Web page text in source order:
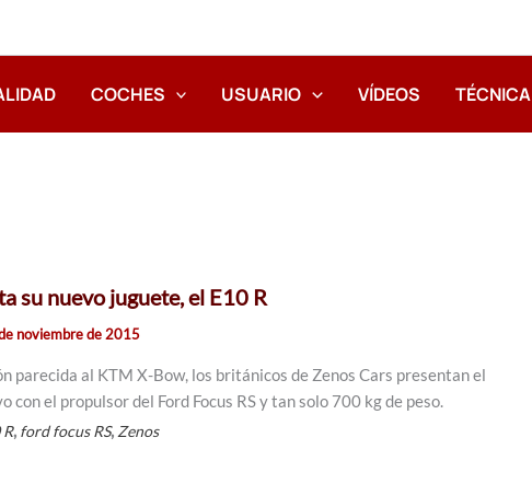
COCHES USUARIO VÍDEOS TÉCNICA
su nuevo juguete, el E10 R
noviembre de 2015
parecida al KTM X-Bow, los británicos de Zenos Cars presentan el
con el propulsor del Ford Focus RS y tan solo 700 kg de peso.
R, ford focus RS, Zenos